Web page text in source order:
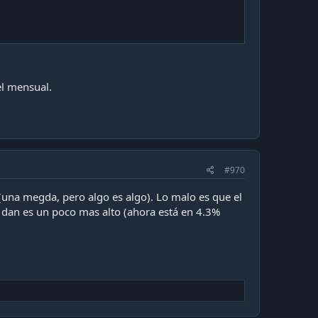
mensual.
#970
megda, pero algo es algo). Lo malo es que el
es un poco mas alto (ahora está en 4.3%